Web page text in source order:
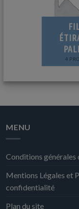
4
MENU
Conditions générales
Mentions Légales et
confidentialité
Plan du site